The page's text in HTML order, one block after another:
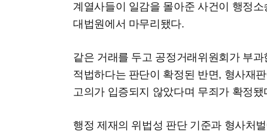
계열사들이 일감을 몰아준 사건이 행정
대법원에서 마무리됐다.
같은 거래를 두고 공정거래위원회가 부
적법하다는 판단이 확정된 반면, 형사재
고의가 입증되지 않았다며 무죄가 확정됐
행정 제재의 위법성 판단 기준과 형사처